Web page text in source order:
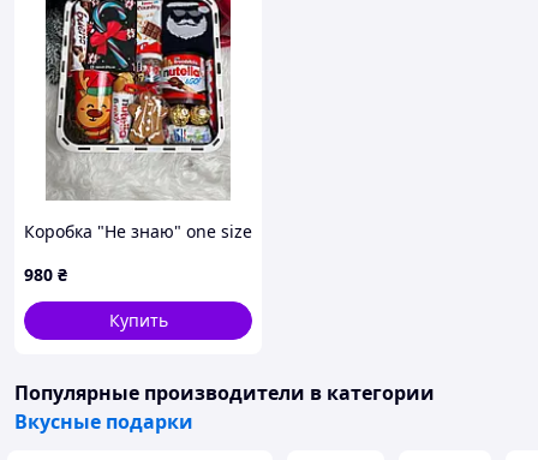
Коробка "Не знаю" one size
980 ₴
Купить
Популярные производители в категории
Вкусные подарки